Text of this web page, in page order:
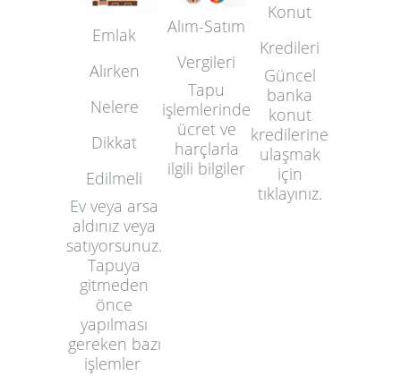
Emlak
Alırken
Nelere
Dikkat
Edilmeli
Ev veya arsa
aldınız veya
satıyorsunuz.
Tapuya
gitmeden
önce
yapılması
gereken bazı
işlemler
Alım-Satım
Vergileri
Tapu
işlemlerinde
ücret ve
harçlarla
ilgili bilgiler
Konut
Kredileri
Güncel
banka
konut
kredilerine
ulaşmak
için
tıklayınız.